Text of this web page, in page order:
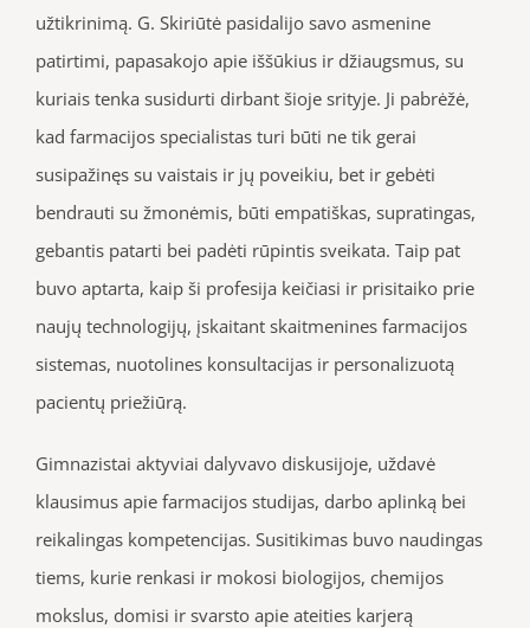
užtikrinimą. G. Skiriūtė pasidalijo savo asmenine
patirtimi, papasakojo apie iššūkius ir džiaugsmus, su
kuriais tenka susidurti dirbant šioje srityje. Ji pabrėžė,
kad farmacijos specialistas turi būti ne tik gerai
susipažinęs su vaistais ir jų poveikiu, bet ir gebėti
bendrauti su žmonėmis, būti empatiškas, supratingas,
gebantis patarti bei padėti rūpintis sveikata. Taip pat
buvo aptarta, kaip ši profesija keičiasi ir prisitaiko prie
naujų technologijų, įskaitant skaitmenines farmacijos
sistemas, nuotolines konsultacijas ir personalizuotą
pacientų priežiūrą.
Gimnazistai aktyviai dalyvavo diskusijoje, uždavė
klausimus apie farmacijos studijas, darbo aplinką bei
reikalingas kompetencijas. Susitikimas buvo naudingas
tiems, kurie renkasi ir mokosi biologijos, chemijos
mokslus, domisi ir svarsto apie ateities karjerą